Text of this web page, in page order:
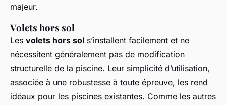
majeur.
Volets hors sol
Les volets hors sol s’installent facilement et ne
nécessitent généralement pas de modification
structurelle de la piscine. Leur simplicité d’utilisation,
associée à une robustesse à toute épreuve, les rend
idéaux pour les piscines existantes. Comme les autres